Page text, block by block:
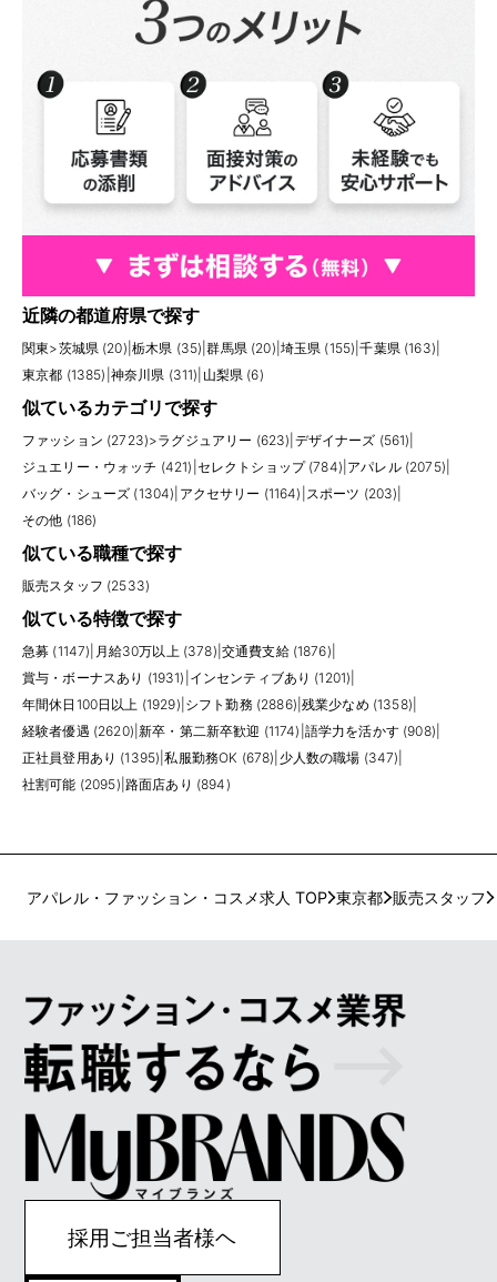
近隣の都道府県で探す
関東>茨城県 (20) 栃木県 (35) |群馬県 (20) 埼玉県 (155) |千葉県 (163)
東京都 (1385) 神奈川県 (311) 山梨県 (6)
似ているカテゴリで探す
ファッション (2723)>ラグジュアリー (623) デザイナーズ (561)
ジュエリー・ウォッチ (421) セレクトショップ (784) アパレル (2075)
バッグ・シューズ (1304) アクセサリー (1164) スポーツ (203)
その他 (186)
似ている職種で探す
販売スタッフ (2533)
似ている特徴で探す
急募 (1147) 月給30万以上 (378) 交通費支給 (1876)
賞与・ボーナスあり (1931) インセンティブあり (1201)
年間休日100日以上 (1929) シフト勤務 (2886) 残業少なめ (1358)
経験者優遇 (2620) |新卒・第二新卒歓迎 (1174) 語学力を活かす (908)
正社員登用あり (1395) |私服勤務OK (678) 少人数の職場 (347)
社割可能 (2095) 路面店あり (894)
アパレル・ファッション・コスメ求人 TOP 東京都 販売スタッフ
採用ご担当者様ヘ